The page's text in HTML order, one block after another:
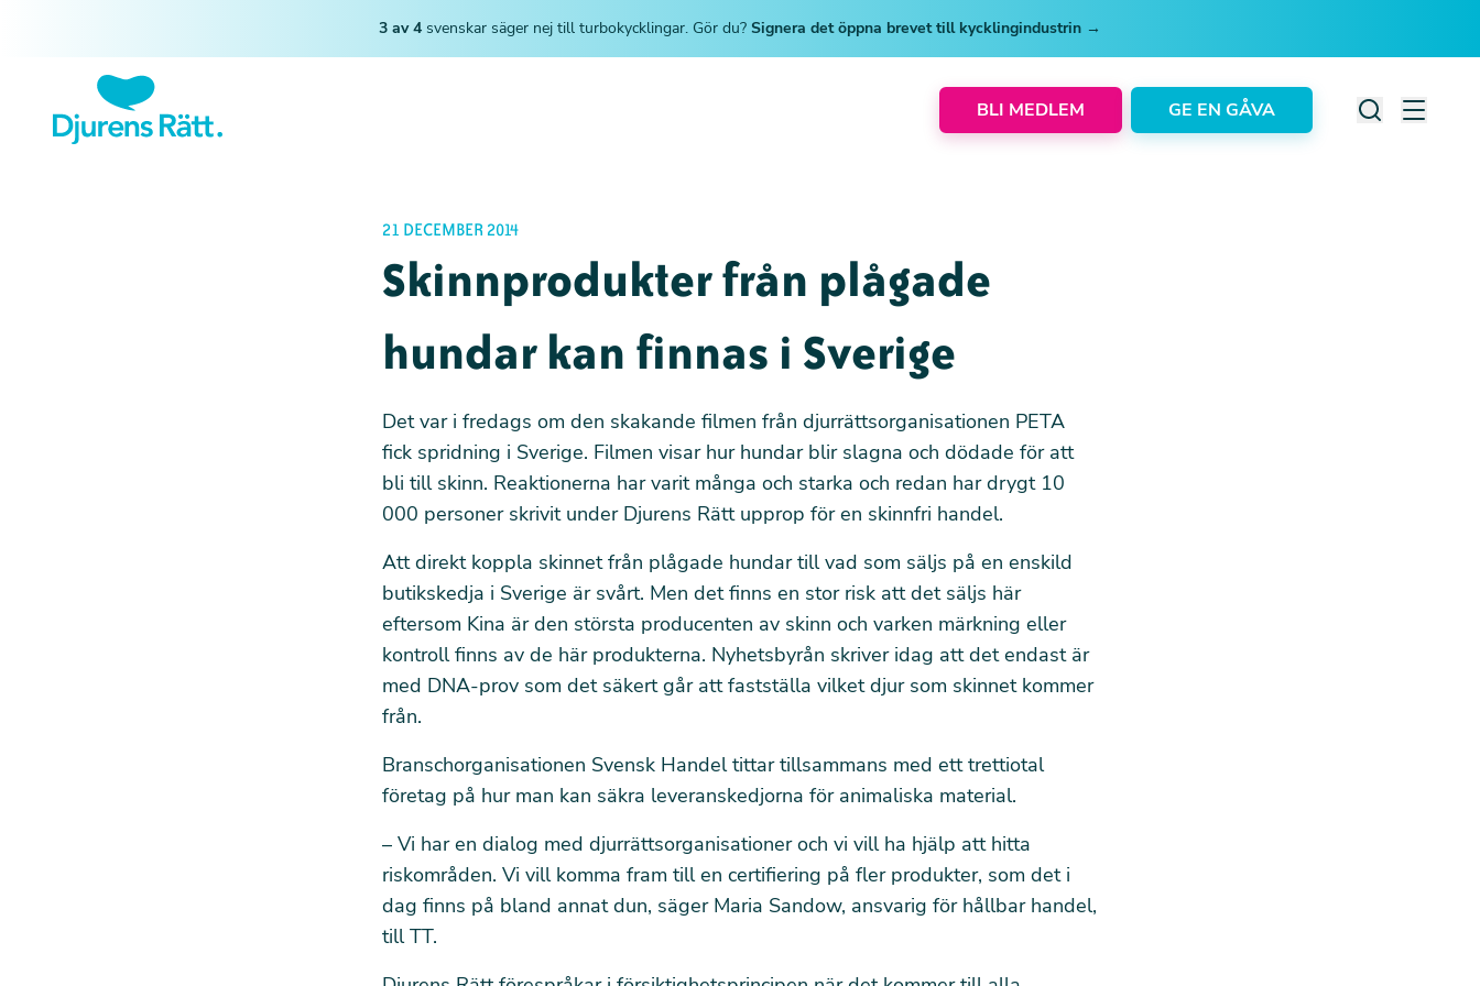
3 av 4 svenskar säger nej till turbokycklingar. Gör du? Signera det öppna brevet till kycklingindustrin →
BLI MEDLEM GE EN GÅVA
21 DECEMBER 2014
Skinnprodukter från plågade
hundar kan finnas i Sverige
Det var i fredags om den skakande filmen från djurrättsorganisationen PETA
fick spridning i Sverige. Filmen visar hur hundar blir slagna och dödade för att
bli till skinn. Reaktionerna har varit många och starka och redan har drygt 10
000 personer skrivit under Djurens Rätt upprop för en skinnfri handel.
Att direkt koppla skinnet från plågade hundar till vad som säljs på en enskild
butikskedja i Sverige är svårt. Men det finns en stor risk att det säljs här
eftersom Kina är den största producenten av skinn och varken märkning eller
kontroll finns av de här produkterna. Nyhetsbyrån skriver idag att det endast är
med DNA-prov som det säkert går att fastställa vilket djur som skinnet kommer
från.
Branschorganisationen Svensk Handel tittar tillsammans med ett trettiotal
företag på hur man kan säkra leveranskedjorna för animaliska material.
– Vi har en dialog med djurrättsorganisationer och vi vill ha hjälp att hitta
riskområden. Vi vill komma fram till en certifiering på fler produkter, som det i
dag finns på bland annat dun, säger Maria Sandow, ansvarig för hållbar handel,
till TT.